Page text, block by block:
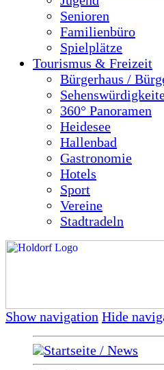
Senioren
Familienbüro
Spielplätze
Tourismus & Freizeit
Bürgerhaus /
360° Panoramen
Heidesee
Hallenbad
Gastronomie
Hotels
Sport
Vereine
Stadtradeln
Show navigation Hide
Startseite / News